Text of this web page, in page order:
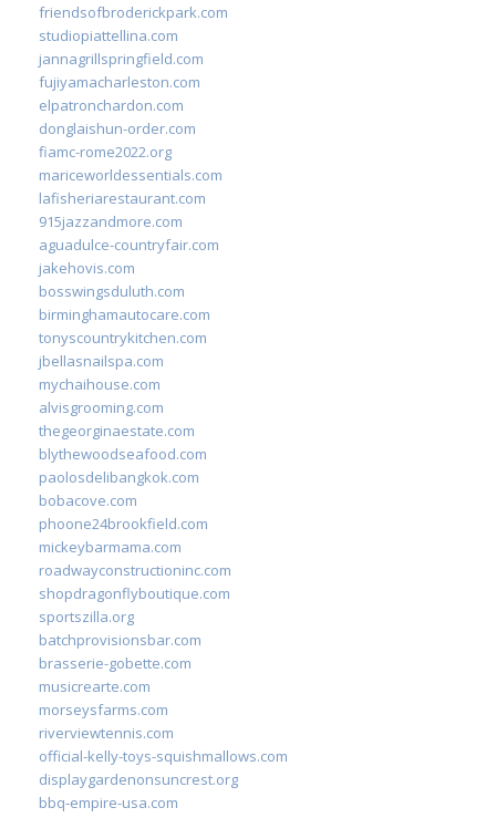
friendsofbroderickpark.com
studiopiattellina.com
jannagrillspringfield.com
fujiyamacharleston.com
elpatronchardon.com
donglaishun-order.com
fiamc-rome2022.org
mariceworldessentials.com
lafisheriarestaurant.com
915jazzandmore.com
aguadulce-countryfair.com
jakehovis.com
bosswingsduluth.com
birminghamautocare.com
tonyscountrykitchen.com
jbellasnailspa.com
mychaihouse.com
alvisgrooming.com
thegeorginaestate.com
blythewoodseafood.com
paolosdelibangkok.com
bobacove.com
phoone24brookfield.com
mickeybarmama.com
roadwayconstructioninc.com
shopdragonflyboutique.com
sportszilla.org
batchprovisionsbar.com
brasserie-gobette.com
musicrearte.com
morseysfarms.com
riverviewtennis.com
official-kelly-toys-squishmallows.com
displaygardenonsuncrest.org
bbq-empire-usa.com